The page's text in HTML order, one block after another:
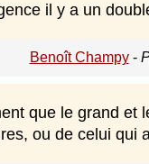
il y a un
Benoît Champy-
que le grand et
ou de celui qui